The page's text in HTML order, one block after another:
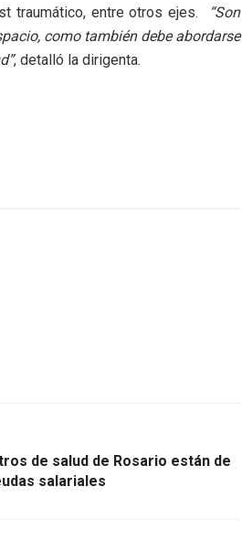
traumático, entre otros ejes.
“Son
como también debe abordarse
, detalló la dirigenta.
de salud de Rosario están de
salariales